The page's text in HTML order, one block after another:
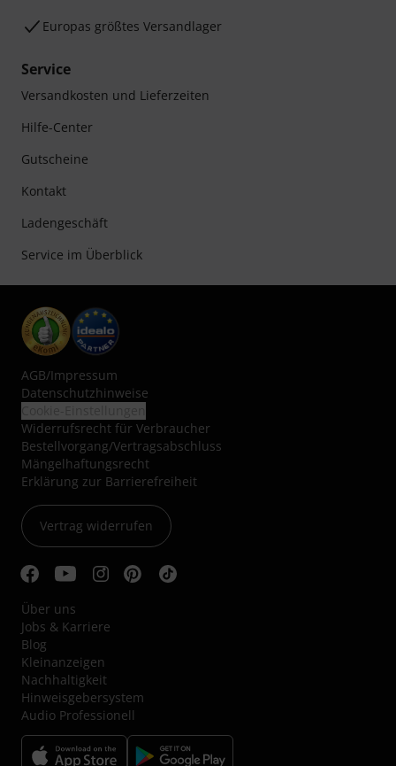
Europas größtes Versandlager
Service
Versandkosten und Lieferzeiten
Hilfe-Center
Gutscheine
Kontakt
Ladengeschäft
Service im Überblick
AGB/Impressum
Datenschutzhinweise
Widerrufsrecht für Verbraucher
Bestellvorgang/Vertragsabschluss
Mängelhaftungsrecht
Erklärung zur Barrierefreiheit
Vertrag widerrufen
Über uns
Jobs & Karriere
Blog
Kleinanzeigen
Nachhaltigkeit
Hinweisgebersystem
Audio Professionell